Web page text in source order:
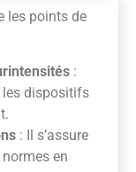
les points de
:
les dispositifs
: Il s’assure
en